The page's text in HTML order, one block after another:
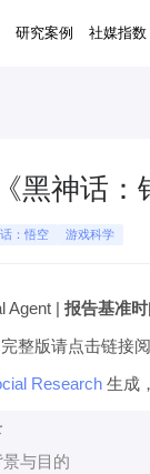
研究案例 社媒指数
黑神话：
：悟空 游戏科学
Agent | 报告基准时
整版请点击链接阅
Research 生成
与目的